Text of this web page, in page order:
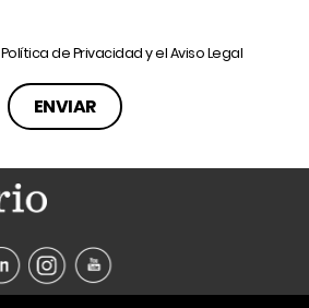
Política de Privacidady elAviso Legal